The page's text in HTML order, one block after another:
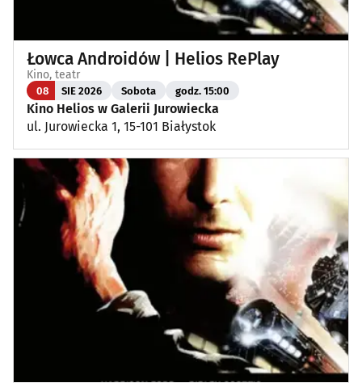
Łowca Androidów | Helios RePlay
Kino, teatr
08 SIE 2026 Sobota godz. 15:00
Kino Helios w Galerii Jurowiecka
ul. Jurowiecka 1, 15-101 Białystok